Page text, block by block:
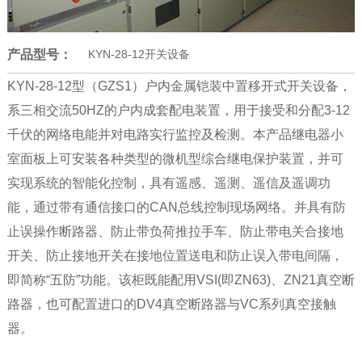
产品型号： KYN-28-12开关设备
KYN-28-12型（GZS1）户内金属铠装中置移开式开关设备，
系三相交流50HZ的户内成套配电装置，用于接受和分配3-12
千伏的网络电能并对电路实行监控及检测。本产品继电器小
室面板上可安装各种类型的微机型综合继电保护装置，并可
实现系统的智能化控制，具有遥感、遥测、遥信及遥调功
能，通过带有通信接口的CAN总线控制现场网络。并具有防
止误操作断路器、防止带负荷推拉手车、防止带电关合接地
开关、防止接地开关在接地位置送电和防止误入带电间隔，
即简称“五防”功能。该柜既能配用VSI(即ZN63)、ZN21真空断
路器，也可配置进口的DV4真空断路器与VC系列真空接触
器。